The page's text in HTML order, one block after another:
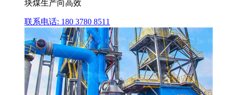
块煤生产向高效
联系电话: 180 3780 8511